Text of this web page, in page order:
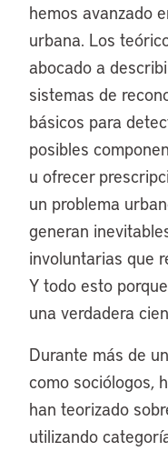
hemos avanzado
urbana. Los
abocado a
sistemas de
básicos para
posibles
u ofrecer
un problema
generan
involuntarias que
Y todo esto
una verdadera
Durante más de
como sociólogos,
han teorizado
utilizando